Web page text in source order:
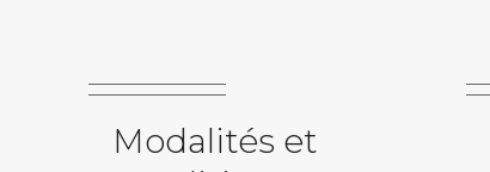
Modalités et